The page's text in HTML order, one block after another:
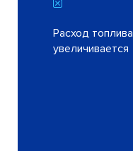
Расход топлива
увеличивается